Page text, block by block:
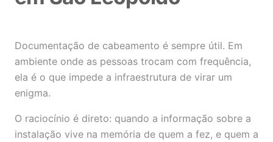
Documentação de cabeamento é sempre útil. Em
ambiente onde as pessoas trocam com frequência,
ela é o que impede a infraestrutura de virar um
enigma.
O raciocínio é direto: quando a informação sobre a
instalação vive na memória de quem a fez, e quem a